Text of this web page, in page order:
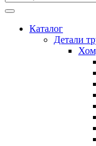
Каталог
Детали